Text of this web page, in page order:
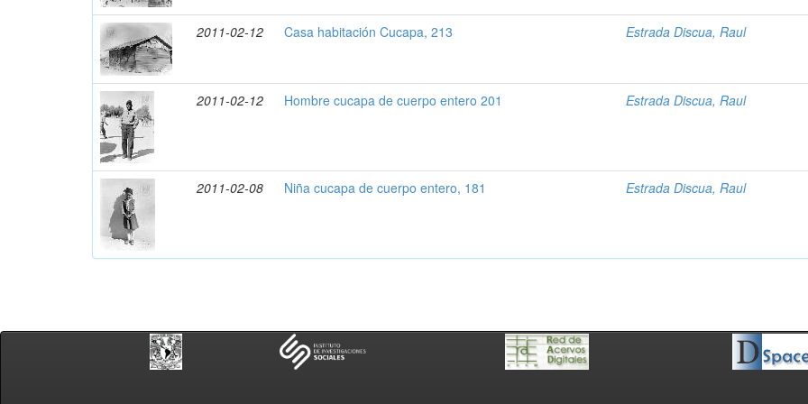
2011-02-12 Casa habitación Cucapa, 213 Estrada Discua, Raul
2011-02-12 Hombre cucapa de cuerpo entero 201 Estrada Discua, Raul
2011-02-08 Niña cucapa de cuerpo entero, 181 Estrada Discua, Raul